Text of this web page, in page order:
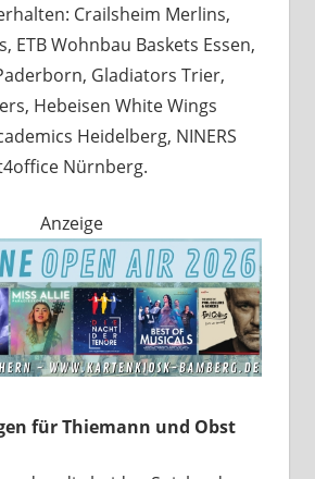
Crailsheim Merlins,
ETB Wohnbau Baskets Essen,
Gladiators Trier,
Hebeisen White Wings
Heidelberg, NINERS
Nürnberg.
Anzeige
für Thiemann und Obst